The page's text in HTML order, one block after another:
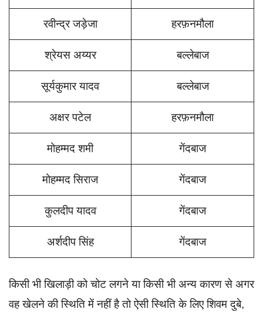
रवीन्द्र जड़ेजा हरफ़नमौला
श्रेयस अय्यर बल्लेबाज
सूर्यकुमार यादव बल्लेबाज
अक्षर पटेल हरफ़नमौला
मोहम्मद शमी गेंदबाज
मोहम्मद सिराज गेंदबाज
कुलदीप यादव गेंदबाज
अर्शदीप सिंह गेंदबाज
किसी भी खिलाड़ी को चोट लगने या किसी भी अन्य कारण से अगर
वह खेलने की स्थिति में नहीं है तो ऐसी स्थिति के लिए शिवम दुबे,